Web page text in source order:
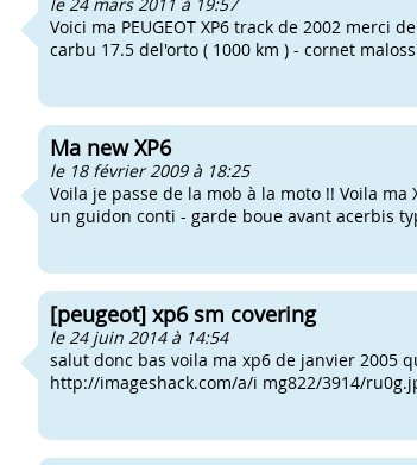
Voici ma PEUGEOT XP6 track de 2002 merci
carbu 17.5 del'orto ( 1000 km ) - cornet
Ma new XP6
le 18 février 2009 à 18:25
Voila je passe de la mob à la moto !! Voila
un guidon conti - garde boue avant acerbis
[peugeot] xp6 sm covering
le 24 juin 2014 à 14:54
salut donc bas voila ma xp6 de janvier 2005
http://imageshack.com/a/i mg822/3914/